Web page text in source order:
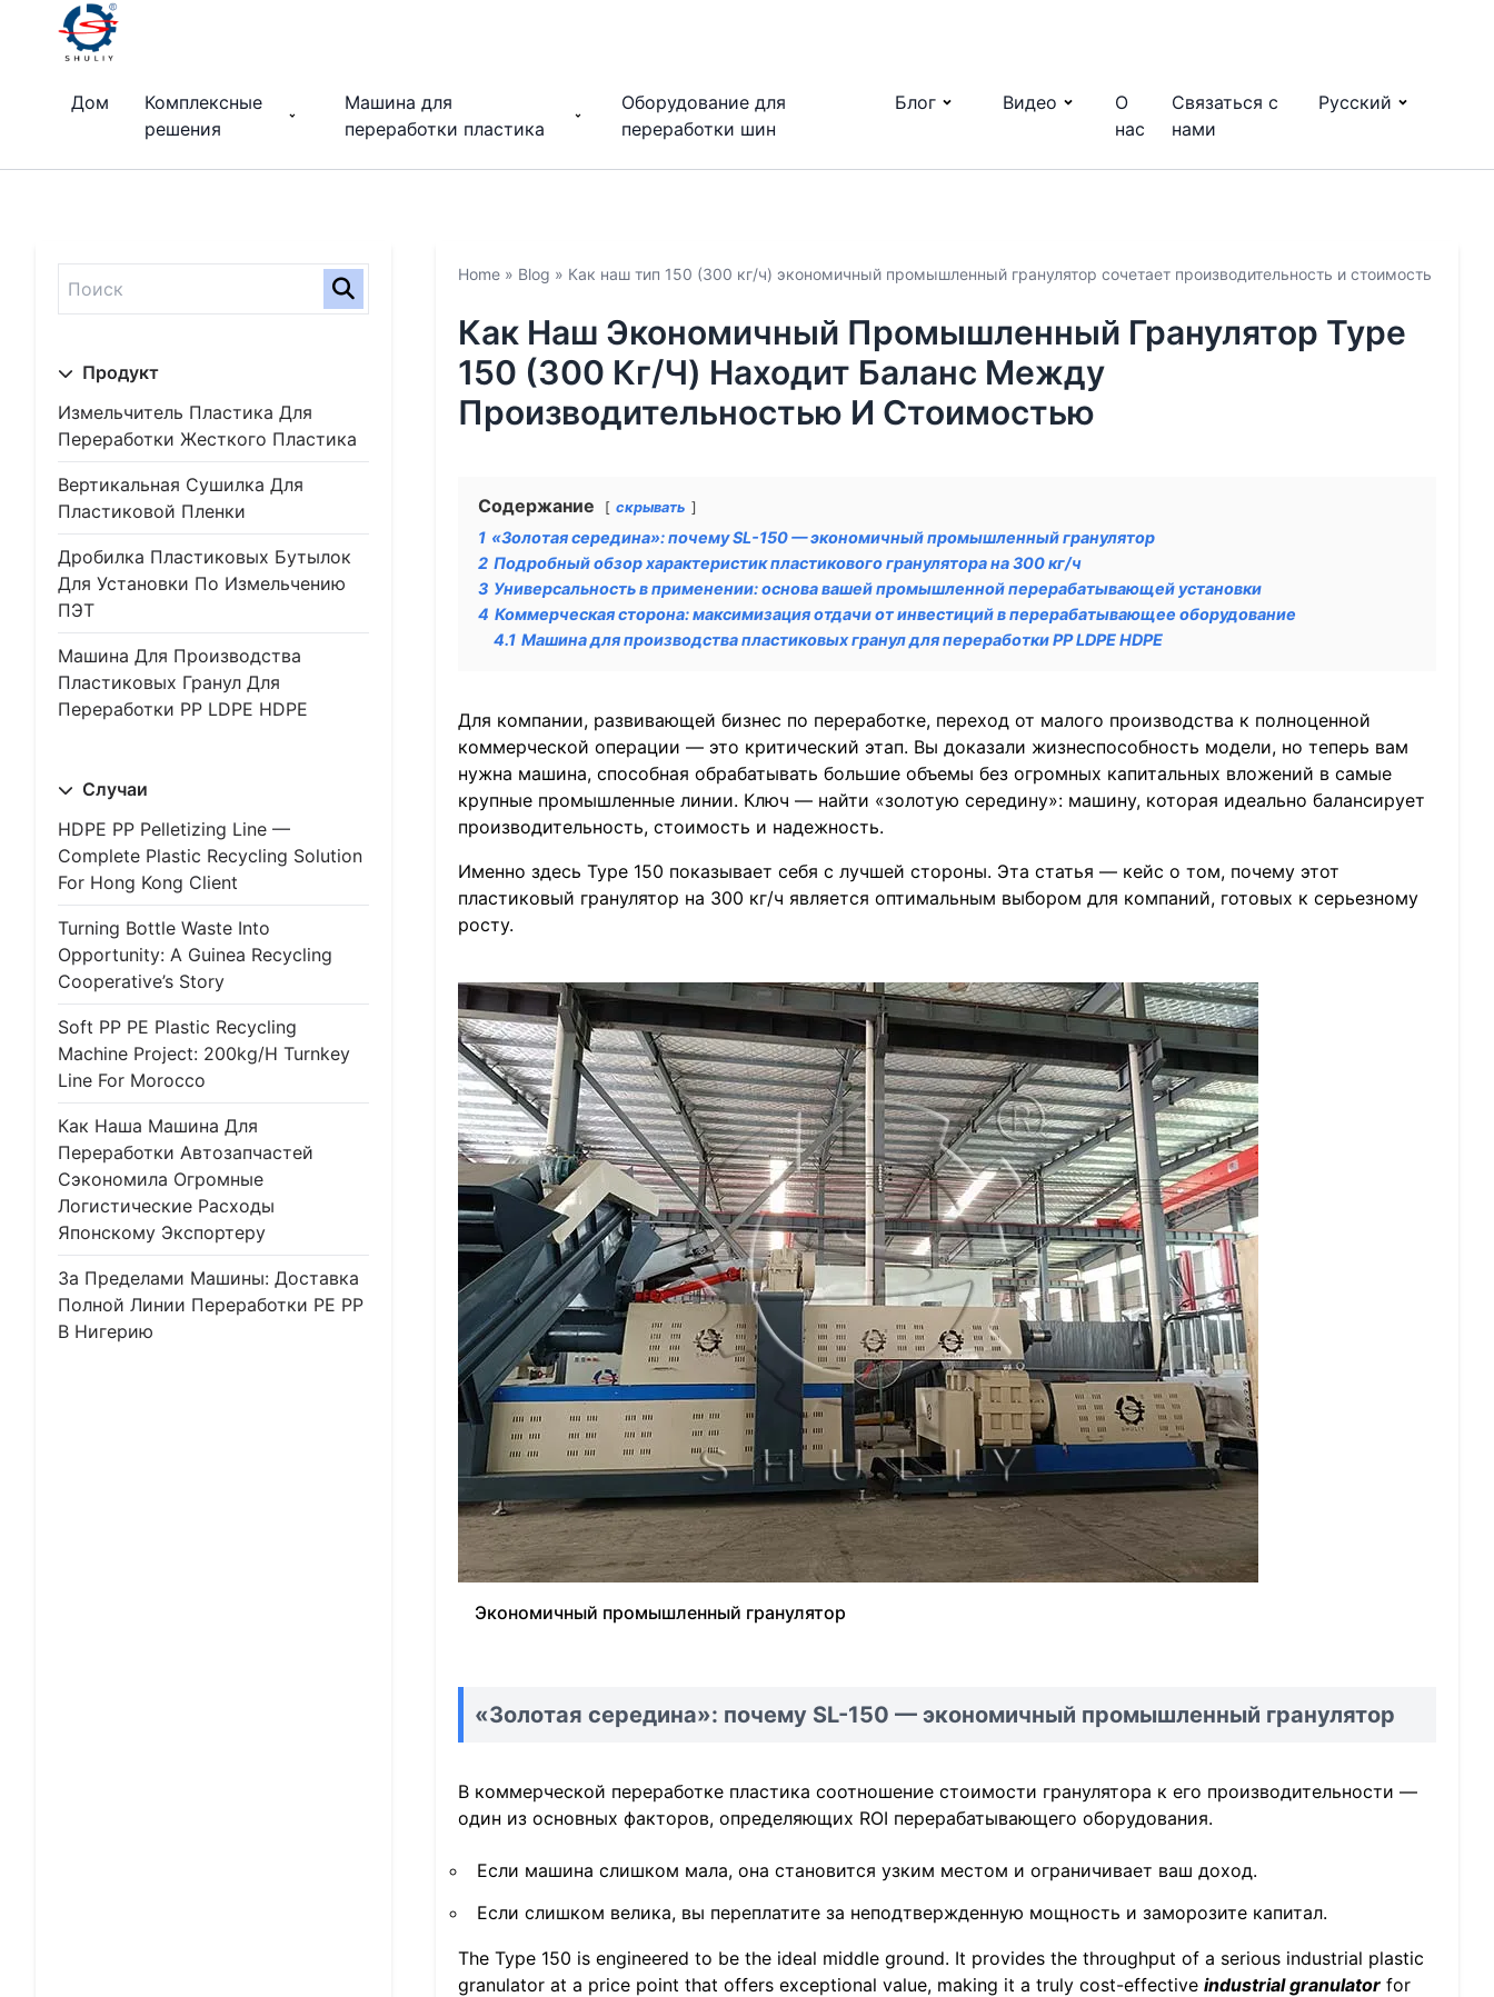
Дом
Комплексные
решения
Машина для
переработки пластика
Оборудование для
переработки шин
Блог Видео
О
нас
Связаться с
нами
Русский
Продукт
Измельчитель Пластика Для
Переработки Жесткого Пластика
Вертикальная Сушилка Для
Пластиковой Пленки
Дробилка Пластиковых Бутылок
Для Установки По Измельчению
ПЭТ
Машина Для Производства
Пластиковых Гранул Для
Переработки PP LDPE HDPE
Случаи
HDPE PP Pelletizing Line —
Complete Plastic Recycling Solution
For Hong Kong Client
Turning Bottle Waste Into
Opportunity: A Guinea Recycling
Cooperative’s Story
Soft PP PE Plastic Recycling
Machine Project: 200kg/h Turnkey
Line For Morocco
Как Наша Машина Для
Переработки Автозапчастей
Сэкономила Огромные
Логистические Расходы
Японскому Экспортеру
За Пределами Машины: Доставка
Полной Линии Переработки PE PP
В Нигерию
Home » Blog » Как наш тип 150 (300 кг/ч) экономичный промышленный гранулятор сочетает производительность и стоимость
Как Наш Экономичный Промышленный Гранулятор Type
150 (300 Кг/ч) Находит Баланс Между
Производительностью И Стоимостью
Содержание скрывать
1 «Золотая середина»: почему SL-150 — экономичный промышленный гранулятор
2 Подробный обзор характеристик пластикового гранулятора на 300 кг/ч
3 Универсальность в применении: основа вашей промышленной перерабатывающей установки
4 Коммерческая сторона: максимизация отдачи от инвестиций в перерабатывающее оборудование
4.1 Машина для производства пластиковых гранул для переработки PP LDPE HDPE
Для компании, развивающей бизнес по переработке, переход от малого производства к полноценной
коммерческой операции — это критический этап. Вы доказали жизнеспособность модели, но теперь вам
нужна машина, способная обрабатывать большие объемы без огромных капитальных вложений в самые
крупные промышленные линии. Ключ — найти «золотую середину»: машину, которая идеально балансирует
производительность, стоимость и надежность.
Именно здесь Type 150 показывает себя с лучшей стороны. Эта статья — кейс о том, почему этот
пластиковый гранулятор на 300 кг/ч является оптимальным выбором для компаний, готовых к серьезному
росту.
Экономичный промышленный гранулятор
«Золотая середина»: почему SL-150 — экономичный промышленный гранулятор
В коммерческой переработке пластика соотношение стоимости гранулятора к его производительности —
один из основных факторов, определяющих ROI перерабатывающего оборудования.
Если машина слишком мала, она становится узким местом и ограничивает ваш доход.
Если слишком велика, вы переплатите за неподтвержденную мощность и заморозите капитал.
The Type 150 is engineered to be the ideal middle ground. It provides the throughput of a serious industrial plastic
granulator at a price point that offers exceptional value, making it a truly cost-effective industrial granulator for